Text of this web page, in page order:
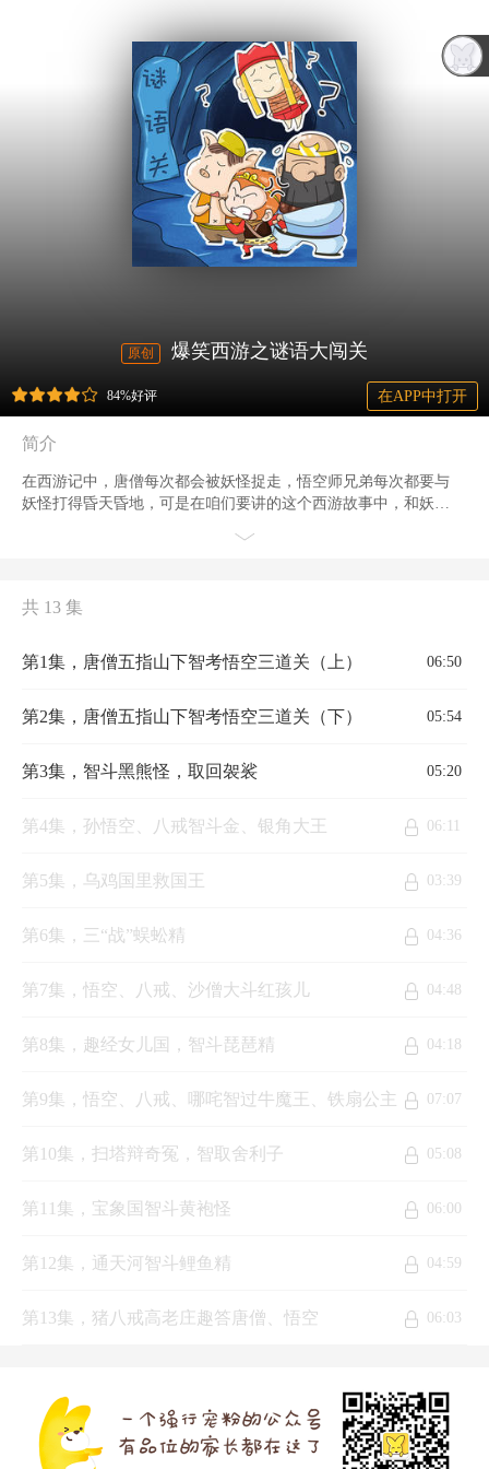
原创 爆笑西游之谜语大闯关
84%好评 在APP中打开
简介
在西游记中，唐僧每次都会被妖怪捉走，悟空师兄弟每次都要与
妖怪打得昏天昏地，可是在咱们要讲的这个西游故事中，和妖怪
关呢？小朋友们，快来听听故事中妖怪们花样百出的迷语，一起
共 13 集
第1集，唐僧五指山下智考悟空三道关（上） 06:50
第2集，唐僧五指山下智考悟空三道关（下） 05:54
第3集，智斗黑熊怪，取回袈裟 05:20
第4集，孙悟空、八戒智斗金、银角大王 06:11
第5集，乌鸡国里救国王 03:39
第6集，三“战”蜈蚣精 04:36
第7集，悟空、八戒、沙僧大斗红孩儿 04:48
第8集，趣经女儿国，智斗琵琶精 04:18
第9集，悟空、八戒、哪咤智过牛魔王、铁扇公主 07:07
第10集，扫塔辩奇冤，智取舍利子 05:08
第11集，宝象国智斗黄袍怪 06:00
第12集，通天河智斗鲤鱼精 04:59
第13集，猪八戒高老庄趣答唐僧、悟空 06:03